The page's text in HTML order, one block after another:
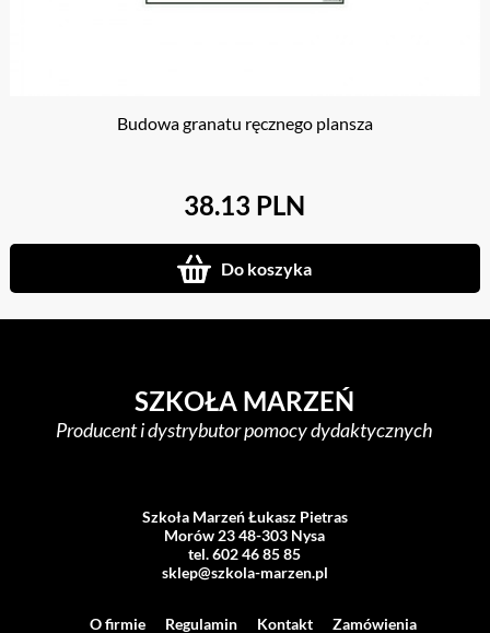
Budowa granatu ręcznego plansza
38.13 PLN
Do koszyka
SZKOŁA MARZEŃ
Producent i dystrybutor pomocy dydaktycznych
Szkoła Marzeń Łukasz Pietras
Morów 23 48-303 Nysa
tel. 602 46 85 85
sklep@szkola-marzen.pl
O firmie Regulamin Kontakt
Zamówienia